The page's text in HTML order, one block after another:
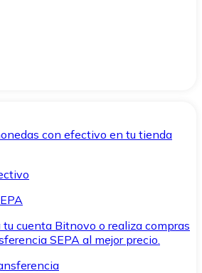
con efectivo en tu tienda
cuenta Bitnovo o realiza compras
SEPA al mejor precio.